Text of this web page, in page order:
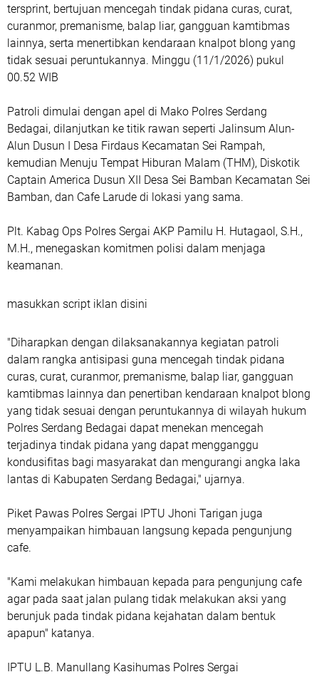
tersprint, bertujuan mencegah tindak pidana curas, curat,
curanmor, premanisme, balap liar, gangguan kamtibmas
lainnya, serta menertibkan kendaraan knalpot blong yang
tidak sesuai peruntukannya. Minggu (11/1/2026) pukul
00.52 WIB
Patroli dimulai dengan apel di Mako Polres Serdang
Bedagai, dilanjutkan ke titik rawan seperti Jalinsum Alun-
Alun Dusun I Desa Firdaus Kecamatan Sei Rampah,
kemudian Menuju Tempat Hiburan Malam (THM), Diskotik
Captain America Dusun XII Desa Sei Bamban Kecamatan Sei
Bamban, dan Cafe Larude di lokasi yang sama.
Plt. Kabag Ops Polres Sergai AKP Pamilu H. Hutagaol, S.H.,
M.H., menegaskan komitmen polisi dalam menjaga
keamanan.
masukkan script iklan disini
"Diharapkan dengan dilaksanakannya kegiatan patroli
dalam rangka antisipasi guna mencegah tindak pidana
curas, curat, curanmor, premanisme, balap liar, gangguan
kamtibmas lainnya dan penertiban kendaraan knalpot blong
yang tidak sesuai dengan peruntukannya di wilayah hukum
Polres Serdang Bedagai dapat menekan mencegah
terjadinya tindak pidana yang dapat mengganggu
kondusifitas bagi masyarakat dan mengurangi angka laka
lantas di Kabupaten Serdang Bedagai," ujarnya.
Piket Pawas Polres Sergai IPTU Jhoni Tarigan juga
menyampaikan himbauan langsung kepada pengunjung
cafe.
"Kami melakukan himbauan kepada para pengunjung cafe
agar pada saat jalan pulang tidak melakukan aksi yang
berunjuk pada tindak pidana kejahatan dalam bentuk
apapun" katanya.
IPTU L.B. Manullang Kasihumas Polres Sergai